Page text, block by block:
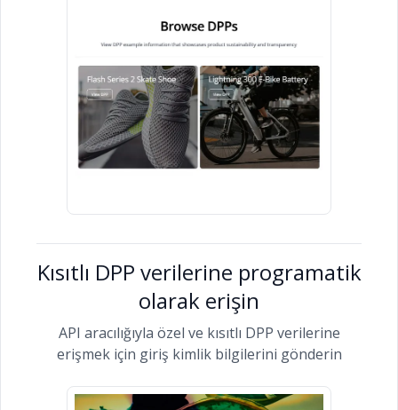
Kısıtlı DPP verilerine programatik
olarak erişin
API aracılığıyla özel ve kısıtlı DPP verilerine
erişmek için giriş kimlik bilgilerini gönderin